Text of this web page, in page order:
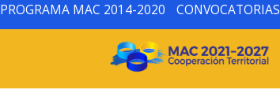
PROGRAMA MAC 2014-2020 CONVOCATORIAS